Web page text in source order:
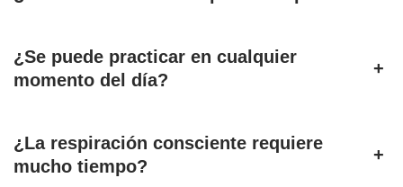
¿Se puede practicar en cualquier
momento del día?
+
¿La respiración consciente requiere
mucho tiempo?
+